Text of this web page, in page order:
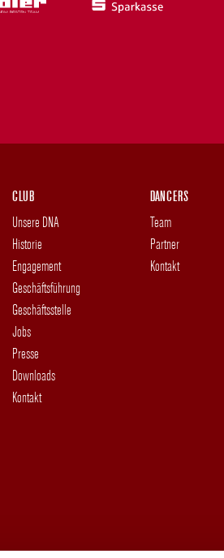
CLUB
Unsere DNA
Historie
Engagement
Geschäftsführung
Geschäftsstelle
Jobs
Presse
Downloads
Kontakt
DANCERS
Team
Partner
Kontakt